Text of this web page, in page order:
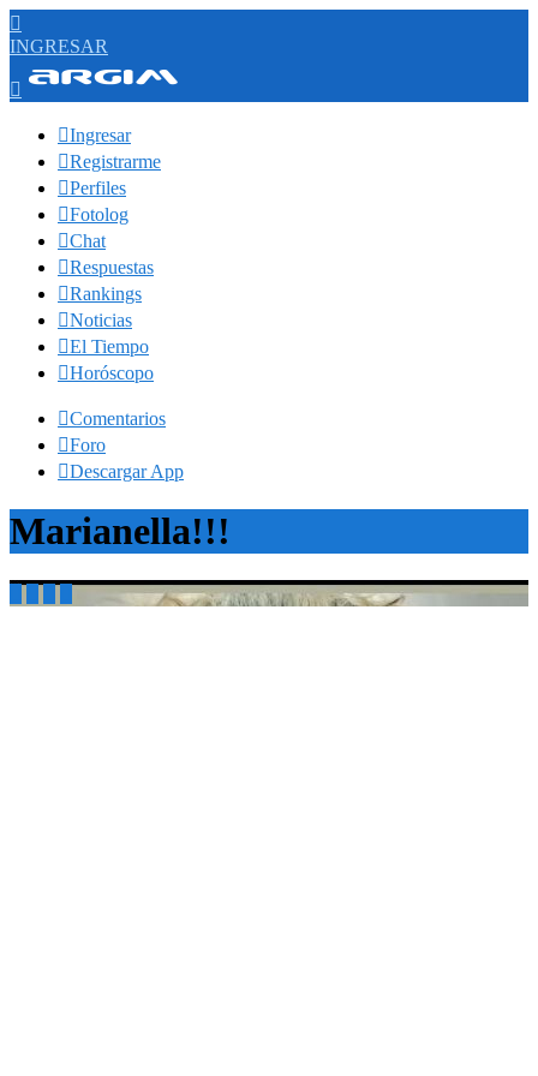

INGRESAR

Ingresar
Registrarme
Perfiles
Fotolog
Chat
Respuestas
Rankings
Noticias
El Tiempo
Horóscopo
Comentarios
Foro
Descargar App
Marianella!!!